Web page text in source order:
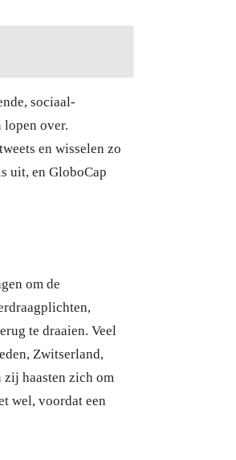
sociaal-
lopen over.
en wisselen zo
uit, en GloboCap
om de
te draaien. Veel
Zwitserland,
haasten zich om
wel, voordat een